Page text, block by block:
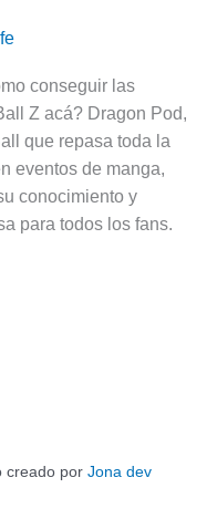
conseguir las
Z acá? Dragon Pod,
que repasa toda la
eventos de manga,
conocimiento y
para todos los fans.
creado por Jona dev